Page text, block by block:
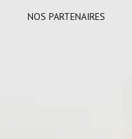
NOS PARTENAIRES